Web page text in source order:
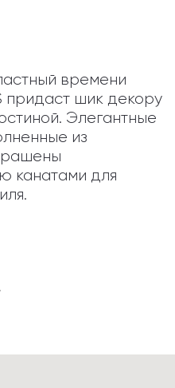
времени
придаст шик декору
Элегантные
из
канатами для